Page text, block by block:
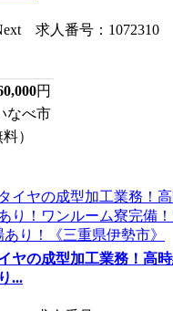
求人番号：1072310
円
なべ市
）
ヤの成型加工業務！高
...